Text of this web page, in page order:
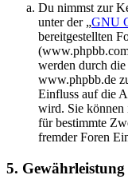
Du nimmst zur
unter der „GNU
bereitgestellten
werden durch
www.phpbb.de
Einfluss auf die
wird. Sie können
für bestimmte
fremder Foren
5. Gewährleistung